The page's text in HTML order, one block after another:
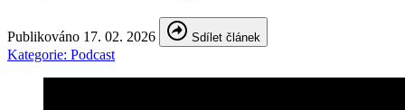
Publikováno 17. 02. 2026 Sdílet článek
Kategorie: Podcast